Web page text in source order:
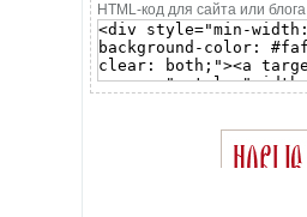
HTML-код для сайта или